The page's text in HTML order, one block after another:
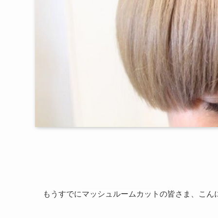
もうすでにマッシュルームカット の皆さま、こん